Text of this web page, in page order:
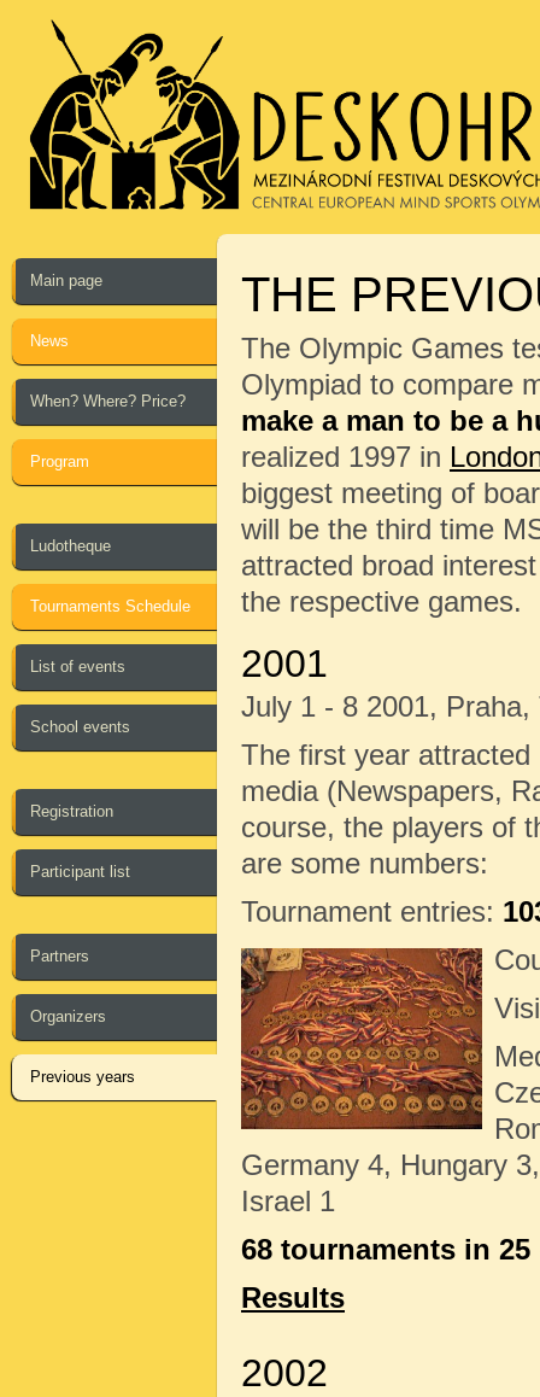
Main page
News
When? Where? Price?
Program
Ludotheque
Tournaments Schedule
List of events
School events
Registration
Participant list
Partners
Organizers
Previous years
THE
The Olympic Games
Olympiad to compare
make a man to be a
realized 1997 in
biggest meeting of
will be the third time
attracted broad
the respective games.
2001
July 1 - 8 2001,
The first year
media (Newspapers,
course, the players of
are some numbers:
Tournament entries:
Germany 4, Hungary
Israel 1
68 tournaments in 25
Results
2002